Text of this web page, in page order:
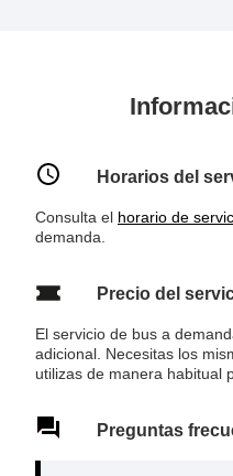
Horarios del
Consulta el horario de
demanda.
Precio del
El servicio de bus a
adicional. Necesitas los
utilizas de manera habitual
Preguntas